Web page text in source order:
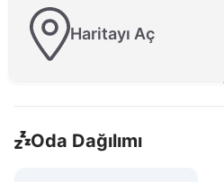
Haritayı Aç
Oda Dağılımı